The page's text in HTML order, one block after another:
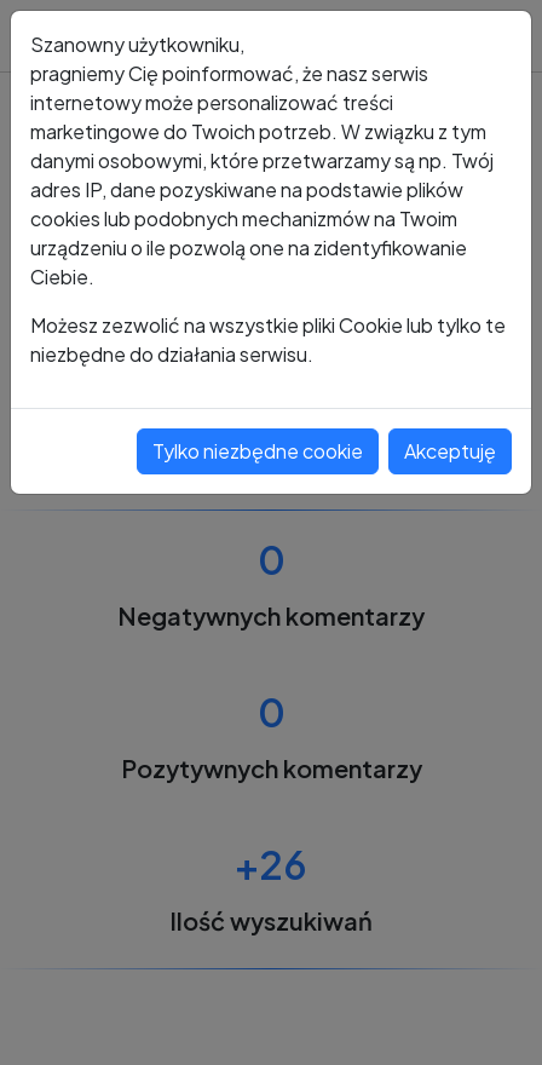
Kto dzwonił? Numer +48 486 977 403
+48 486 977 403
0
Negatywnych komentarzy
0
Pozytywnych komentarzy
+26
Ilość wyszukiwań
Szanowny użytkowniku,
pragniemy Cię poinformować, że nasz serwis
internetowy może personalizować treści
marketingowe do Twoich potrzeb. W związku z tym
danymi osobowymi, które przetwarzamy są np. Twój
adres IP, dane pozyskiwane na podstawie plików
cookies lub podobnych mechanizmów na Twoim
urządzeniu o ile pozwolą one na zidentyfikowanie
Ciebie.
Możesz zezwolić na wszystkie pliki Cookie lub tylko te
niezbędne do działania serwisu.
Tylko niezbędne cookie Akceptuję